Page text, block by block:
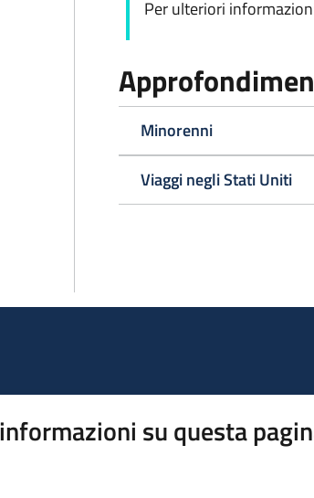
Per ulteriori
Minorenni
Viaggi negli Stati Uniti
su questa